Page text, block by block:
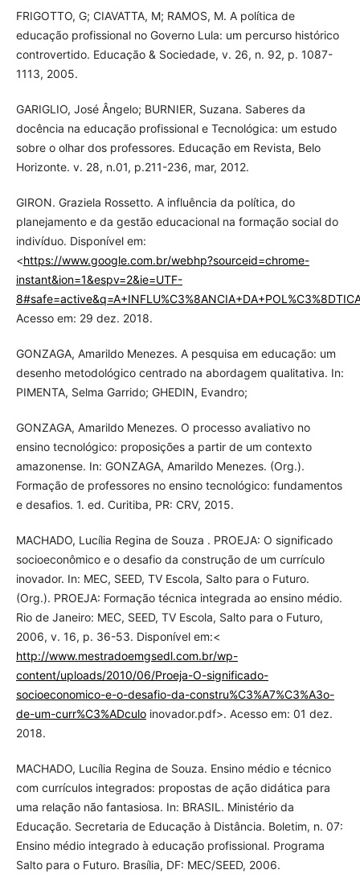
FRIGOTTO, G; CIAVATTA, M; RAMOS, M. A política de
educação profissional no Governo Lula: um percurso histórico
controvertido. Educação & Sociedade, v. 26, n. 92, p. 1087-
1113, 2005.
GARIGLIO, José Ângelo; BURNIER, Suzana. Saberes da
docência na educação profissional e Tecnológica: um estudo
sobre o olhar dos professores. Educação em Revista, Belo
Horizonte. v. 28, n.01, p.211-236, mar, 2012.
GIRON. Graziela Rossetto. A influência da política, do
planejamento e da gestão educacional na formação social do
indivíduo. Disponível em:
<https://www.google.com.br/webhp?sourceid=chrome-
instant&ion=1&espv=2&ie=UTF-
Acesso em: 29 dez. 2018.
GONZAGA, Amarildo Menezes. A pesquisa em educação: um
desenho metodológico centrado na abordagem qualitativa. In:
PIMENTA, Selma Garrido; GHEDIN, Evandro;
GONZAGA, Amarildo Menezes. O processo avaliativo no
ensino tecnológico: proposições a partir de um contexto
amazonense. In: GONZAGA, Amarildo Menezes. (Org.).
Formação de professores no ensino tecnológico: fundamentos
e desafios. 1. ed. Curitiba, PR: CRV, 2015.
MACHADO, Lucília Regina de Souza . PROEJA: O significado
socioeconômico e o desafio da construção de um currículo
inovador. In: MEC, SEED, TV Escola, Salto para o Futuro.
(Org.). PROEJA: Formação técnica integrada ao ensino médio.
Rio de Janeiro: MEC, SEED, TV Escola, Salto para o Futuro,
2006, v. 16, p. 36-53. Disponível em:<
http://www.mestradoemgsedl.com.br/wp-
content/uploads/2010/06/Proeja-O-significado-
socioeconomico-e-o-desafio-da-constru%C3%A7%C3%A3o-
de-um-curr%C3%ADculoinovador.pdf>. Acesso em: 01 dez.
2018.
MACHADO, Lucília Regina de Souza. Ensino médio e técnico
com currículos integrados: propostas de ação didática para
uma relação não fantasiosa. In: BRASIL. Ministério da
Educação. Secretaria de Educação à Distância. Boletim, n. 07:
Ensino médio integrado à educação profissional. Programa
Salto para o Futuro. Brasília, DF: MEC/SEED, 2006.